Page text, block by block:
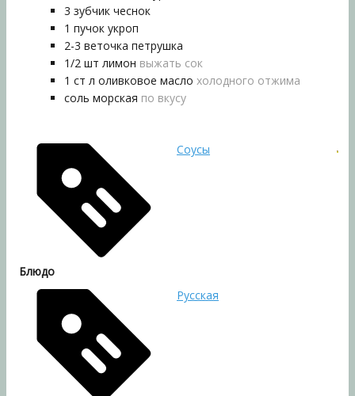
3 зубчик чеснок
1 пучок укроп
2-3 веточка петрушка
1/2 шт лимон выжать сок
1 ст л оливковое масло холодного отжима
соль морская по вкусу
Блюдо
Соусы
Русская